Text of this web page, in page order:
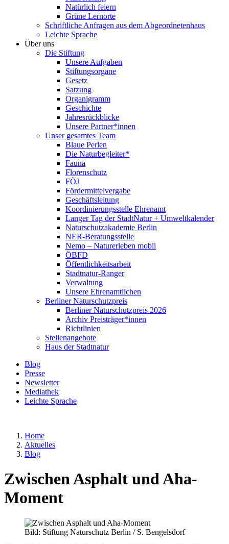
Natürlich feiern
Grüne Lernorte
Schriftliche Anfragen aus dem Abgeordnetenhaus
Leichte Sprache
Über uns
Die Stiftung
Unsere Aufgaben
Stiftungsorgane
Gesetz
Satzung
Organigramm
Geschichte
Jahresrückblicke
Unsere Partner*innen
Unser gesamtes Team
Blaue Perlen
Die Naturbegleiter*
Fauna
Florenschutz
FÖJ
Fördermittelvergabe
Geschäftsleitung
Koordinierungsstelle Ehrenamt
Langer Tag der StadtNatur + Umweltkalender
Naturschutzakademie Berlin
NER-Beratungsstelle
Nemo – Naturerleben mobil
ÖBFD
Öffentlichkeitsarbeit
Stadtnatur-Ranger
Verwaltung
Unsere Ehrenamtlichen
Berliner Naturschutzpreis
Berliner Naturschutzpreis 2026
Archiv Preisträger*innen
Richtlinien
Stellenangebote
Haus der Stadtnatur
Blog
Presse
Newsletter
Mediathek
Leichte Sprache
Home
Aktuelles
Blog
Zwischen Asphalt und Aha-
Moment
Bild: Stiftung Naturschutz Berlin / S. Bengelsdorf